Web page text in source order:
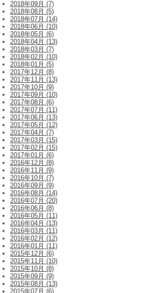
2018年09月 (7)
2018年08月 (5)
2018年07月 (14)
2018年06月 (10)
2018年05月 (6)
2018年04月 (13)
2018年03月 (7)
2018年02月 (10)
2018年01月 (5)
2017年12月 (8)
2017年11月 (13)
2017年10月 (9)
2017年09月 (10)
2017年08月 (6)
2017年07月 (11)
2017年06月 (13)
2017年05月 (12)
2017年04月 (7)
2017年03月 (15)
2017年02月 (15)
2017年01月 (6)
2016年12月 (8)
2016年11月 (9)
2016年10月 (7)
2016年09月 (9)
2016年08月 (14)
2016年07月 (20)
2016年06月 (8)
2016年05月 (11)
2016年04月 (13)
2016年03月 (11)
2016年02月 (12)
2016年01月 (11)
2015年12月 (6)
2015年11月 (10)
2015年10月 (8)
2015年09月 (9)
2015年08月 (13)
2015年07月 (6)